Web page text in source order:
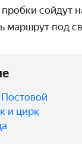
пробки сойдут
маршрут под
и цирк